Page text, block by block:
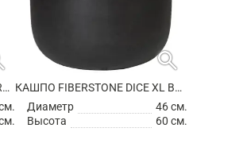
КАШПО FIBERSTONE DICE L GREY
search
КАШПО FIBERSTONE DICE XL BLACK
Диаметр
46 см.
Высота
60 см.